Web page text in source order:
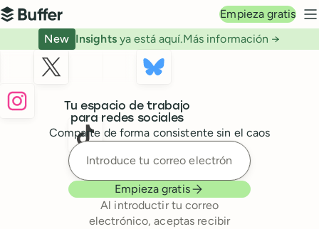
Navegación principal
Buffer
Empieza gratis
New Insights ya está aquí.Más información →
Tu espacio de trabajo
para redes sociales
Comparte de forma consistente sin el caos
Introduce tu correo
Empieza gratis
Al introductir tu correo
electrónico, aceptas recibir